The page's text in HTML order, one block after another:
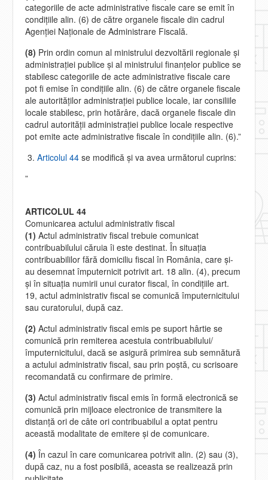
categoriile de acte administrative fiscale care se emit în
condiţiile alin. (6) de către organele fiscale din cadrul
Agenţiei Naţionale de Administrare Fiscală.
(8) Prin ordin comun al ministrului dezvoltării regionale şi
administraţiei publice şi al ministrului finanţelor publice se
stabilesc categoriile de acte administrative fiscale care
pot fi emise în condiţiile alin. (6) de către organele fiscale
ale autorităţilor administraţiei publice locale, iar consiliile
locale stabilesc, prin hotărâre, dacă organele fiscale din
cadrul autorităţii administraţiei publice locale respective
pot emite acte administrative fiscale în condiţiile alin. (6).”
Articolul 44 se modifică şi va avea următorul cuprins:
”
ARTICOLUL 44
Comunicarea actului administrativ fiscal
(1) Actul administrativ fiscal trebuie comunicat
contribuabilului căruia îi este destinat. În situaţia
contribuabililor fără domiciliu fiscal în România, care şi-
au desemnat împuternicit potrivit art. 18 alin. (4), precum
şi în situaţia numirii unui curator fiscal, în condiţiile art.
19, actul administrativ fiscal se comunică împuternicitului
sau curatorului, după caz.
(2) Actul administrativ fiscal emis pe suport hârtie se
comunică prin remiterea acestuia contribuabilului/
împuternicitului, dacă se asigură primirea sub semnătură
a actului administrativ fiscal, sau prin poştă, cu scrisoare
recomandată cu confirmare de primire.
(3) Actul administrativ fiscal emis în formă electronică se
comunică prin mijloace electronice de transmitere la
distanţă ori de câte ori contribuabilul a optat pentru
această modalitate de emitere şi de comunicare.
(4) În cazul în care comunicarea potrivit alin. (2) sau (3),
după caz, nu a fost posibilă, aceasta se realizează prin